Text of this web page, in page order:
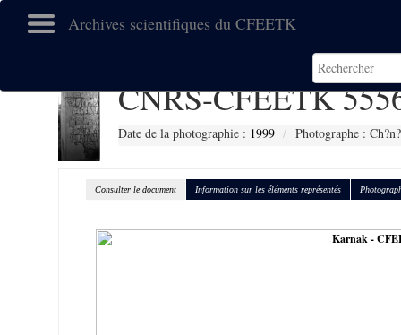
Archives scientifiques du CFEETK
CNRS-CFEETK
Date de la photographie : 1999 Photographe :
Consulter le document Information sur les éléments représentés